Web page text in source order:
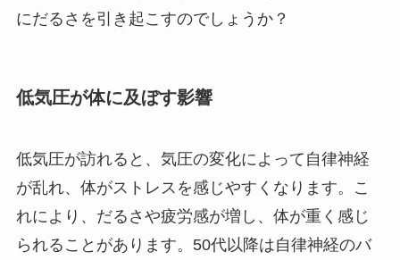
にだるさを引き起こすのでしょうか？
低気圧が体に及ぼす影響
低気圧が訪れると、気圧の変化によって自律神経
が乱れ、体がストレスを感じやすくなります。こ
れにより、だるさや疲労感が増し、体が重く感じ
られることがあります。50代以降は自律神経のバ